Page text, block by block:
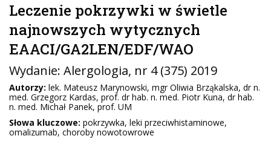
Leczenie pokrzywki w świetle
najnowszych wytycznych
EAACI/GA2LEN/EDF/WAO
Wydanie: Alergologia, nr 4 (375) 2019
Autorzy: lek. Mateusz Marynowski, mgr Oliwia Brząkalska, dr n.
med. Grzegorz Kardas, prof. dr hab. n. med. Piotr Kuna, dr hab.
n. med. Michał Panek, prof. UM
Słowa kluczowe: pokrzywka, leki przeciwhistaminowe,
omalizumab, choroby nowotowrowe